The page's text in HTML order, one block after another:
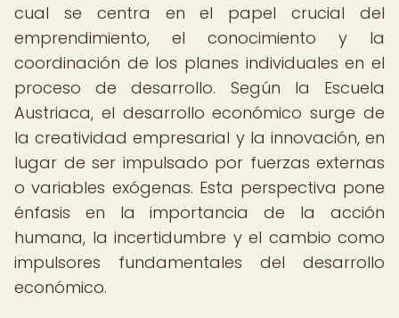
cual se centra en el papel crucial del
emprendimiento, el conocimiento y la
coordinación de los planes individuales en el
proceso de desarrollo. Según la Escuela
Austriaca, el desarrollo económico surge de
la creatividad empresarial y la innovación, en
lugar de ser impulsado por fuerzas externas
o variables exógenas. Esta perspectiva pone
énfasis en la importancia de la acción
humana, la incertidumbre y el cambio como
impulsores fundamentales del desarrollo
económico.